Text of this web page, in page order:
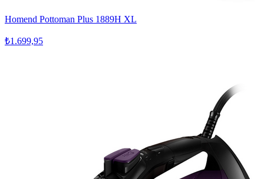
Homend Pottoman Plus 1889H XL
₺1.699,95